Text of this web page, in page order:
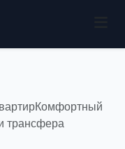
трансфера